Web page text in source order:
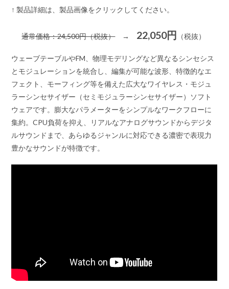
↑ 製品詳細は、製品画像をクリックしてください。
通常価格：24,500円（税抜）→ 22,050円 （税抜）
ウェーブテーブルやFM、物理モデリングなど異なるシンセシス
とモジュレーションを統合し、編集が可能な波形、特徴的なエ
フェクト、モーフィング等を備えた広大なワイヤレス・モジュ
ラーシンセサイザー（セミモジュラーシンセサイザー）ソフト
ウェアです。膨大なパラメーターをシンプルなワークフローに
集約。CPU負荷を抑え、リアルなアナログサウンドからデジタ
ルサウンドまで、あらゆるジャンルに対応できる濃密で表現力
豊かなサウンドが特徴です。